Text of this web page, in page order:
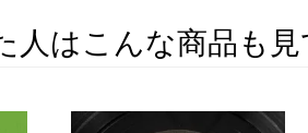
人はこんな商品も